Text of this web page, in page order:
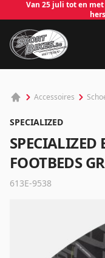
Van 25 juli tot en
Accessoires
SPECIALIZED
SPECIALIZED
FOOTBEDS
613E-9538